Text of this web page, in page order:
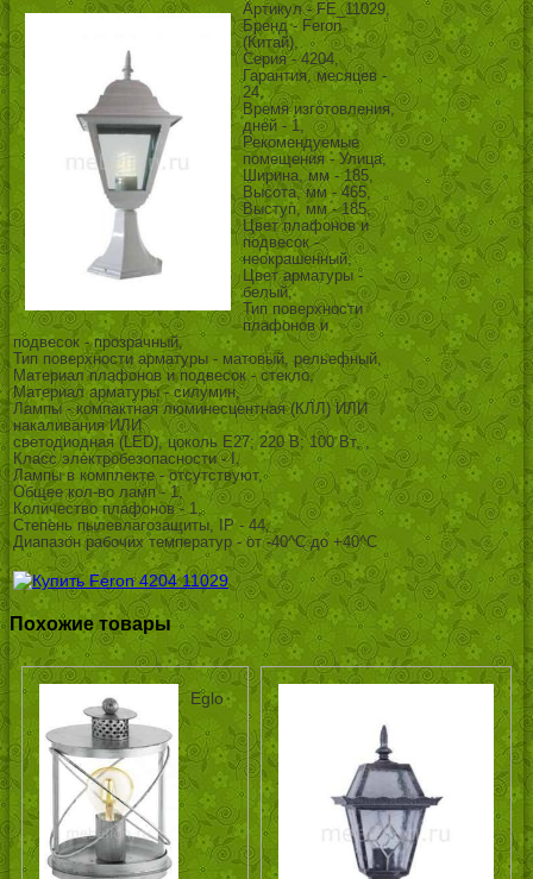
Артикул - FE_11029,
Бренд - Feron
(Китай),
Серия - 4204,
Гарантия, месяцев -
24,
Время изготовления,
дней - 1,
Рекомендуемые
помещения - Улица,
Ширина, мм - 185,
Высота, мм - 465,
Выступ, мм - 185,
Цвет плафонов и
подвесок -
неокрашенный,
Цвет арматуры -
белый,
Тип поверхности
плафонов и
подвесок - прозрачный,
Тип поверхности арматуры - матовый, рельефный,
Материал плафонов и подвесок - стекло,
Материал арматуры - силумин,
Лампы - компактная люминесцентная (КЛЛ) ИЛИ
накаливания ИЛИ
светодиодная (LED), цоколь E27; 220 В; 100 Вт, ,
Класс электробезопасности - I,
Лампы в комплекте - отсутствуют,
Общее кол-во ламп - 1,
Количество плафонов - 1,
Степень пылевлагозащиты, IP - 44,
Диапазон рабочих температур - от -40^C до +40^C
Похожие товары
Eglo